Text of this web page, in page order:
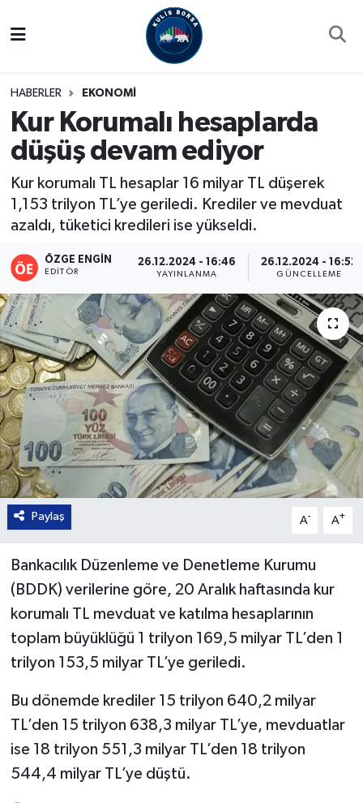
HABERLER EKONOMİ
Kur Korumalı hesaplarda
düşüş devam ediyor
Kur korumalı TL hesaplar 16 milyar TL düşerek
1,153 trilyon TL’ye geriledi. Krediler ve mevduat
azaldı, tüketici kredileri ise yükseldi.
ÖZGE ENGIN
EDITÖR
26.12.2024 - 16:46
YAYINLANMA
26.12.2024 - 16:52
GÜNCELLEME
Paylaş A- A+
Bankacılık Düzenleme ve Denetleme Kurumu
(BDDK) verilerine göre, 20 Aralık haftasında kur
korumalı TL mevduat ve katılma hesaplarının
toplam büyüklüğü 1 trilyon 169,5 milyar TL’den 1
trilyon 153,5 milyar TL’ye geriledi.
Bu dönemde krediler 15 trilyon 640,2 milyar
TL’den 15 trilyon 638,3 milyar TL’ye, mevduatlar
ise 18 trilyon 551,3 milyar TL’den 18 trilyon
544,4 milyar TL’ye düştü.
Kulis Haber
Halka Arzlar
Ekonomi
Süper Lig Puan Durumu ve Fikstür
Tüm Manşetler
Son Dakika Haberleri
Haber Arşivi